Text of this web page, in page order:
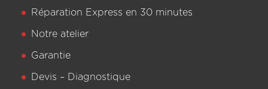
Réparation Express en 30 minutes
Notre atelier
Garantie
Devis – Diagnostique